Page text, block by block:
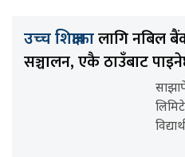
उच्च शिक्षाकालागि नबिल
सञ्चालन, एकै ठाउँबाट